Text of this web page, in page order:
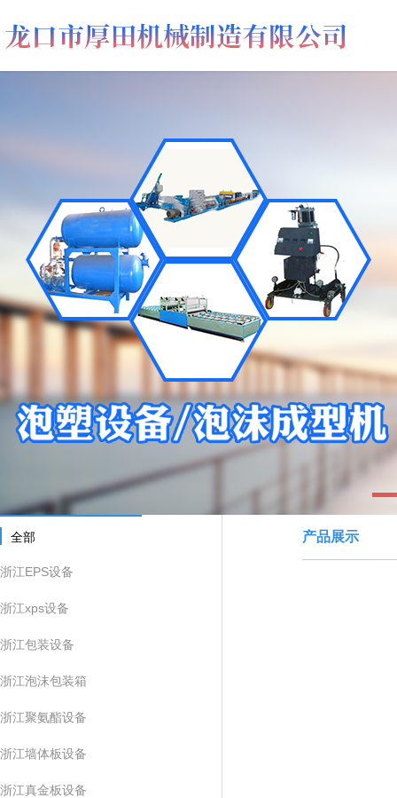
全部
浙江EPS设备
浙江xps设备
浙江包装设备
浙江泡沫包装箱
浙江聚氨酯设备
浙江墙体板设备
浙江真金板设备
产品展示